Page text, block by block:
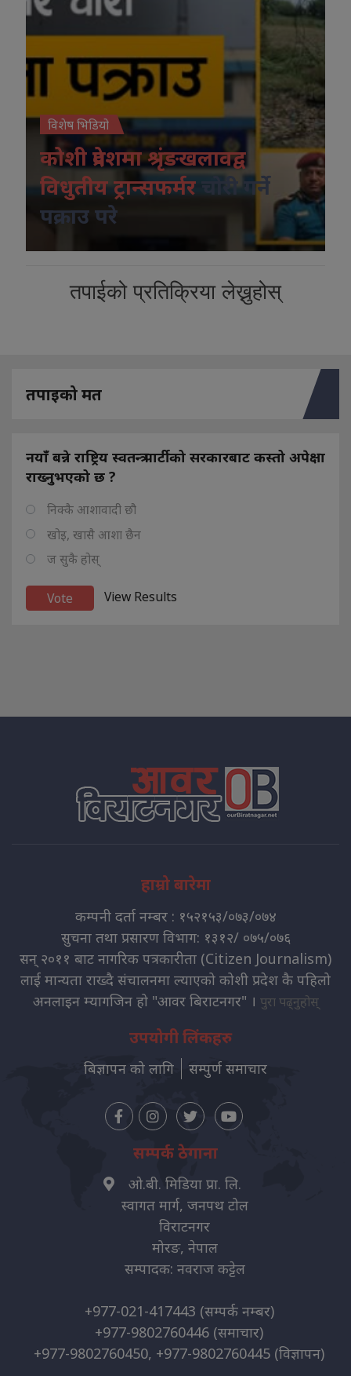
विशेष भिडियो
कोशी प्रदेशमा श्रृंङखलावद्व
विधुतीय ट्रान्सफर्मर
चोरी गर्ने
पक्राउ परे
तपाईको प्रतिक्रिया लेख्नुहोस्
तपाइको मत
नयाँ बन्ने राष्ट्रिय स्वतन्त्र पार्टीको सरकारबाट कस्तो अपेक्षा
राख्नुभएको छ ?
निक्कै आशावादी छौ
खोइ, खासै आशा छैन
ज सुकै होस्
View Results
हाम्रो बारेमा
कम्पनी दर्ता नम्बर : १५२१५३/०७३/०७४
सुचना तथा प्रसारण विभाग: १३१२/ ०७५/०७६
सन् २०११ बाट नागरिक पत्रकारीता (Citizen Journalism)
लाई मान्यता राख्दै संचालनमा ल्याएको कोशी प्रदेश कै पहिलो
अनलाइन म्यागजिन हो "आवर बिराटनगर" । पुरा पढ्नुहोस्
उपयोगी लिंकहरु
बिज्ञापन को लागि सम्पुर्ण समाचार
सम्पर्क ठेगाना
ओ.बी. मिडिया प्रा. लि.
स्वागत मार्ग, जनपथ टोल
विराटनगर
मोरङ, नेपाल
सम्पादक: नवराज कट्टेल
+977-021-417443 (सम्पर्क नम्बर)
+977-9802760446 (समाचार)
+977-9802760450, +977-9802760445 (विज्ञापन)